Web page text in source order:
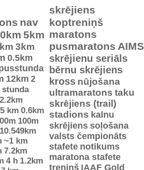
nav
5km
3km
0.5km
12km 2
stunda
2.2km
km 0.6km
100m
10.549km
~1 km
7.2km
4 h 1.2km
skrējiens
koptreniņš
maratons
pusmaratons AIMS
skrējienu seriāls
bērnu skrējiens
kross nūjošana
ultramaratons taku
skrējiens (trail)
stadions kalnu
skrējiens soļošana
valsts čempionāts
stafete notikums
maratona stafete
treniņš IAAF Gold